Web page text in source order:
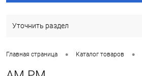
Уточнить раздел
Главная страница • Каталог товаров •